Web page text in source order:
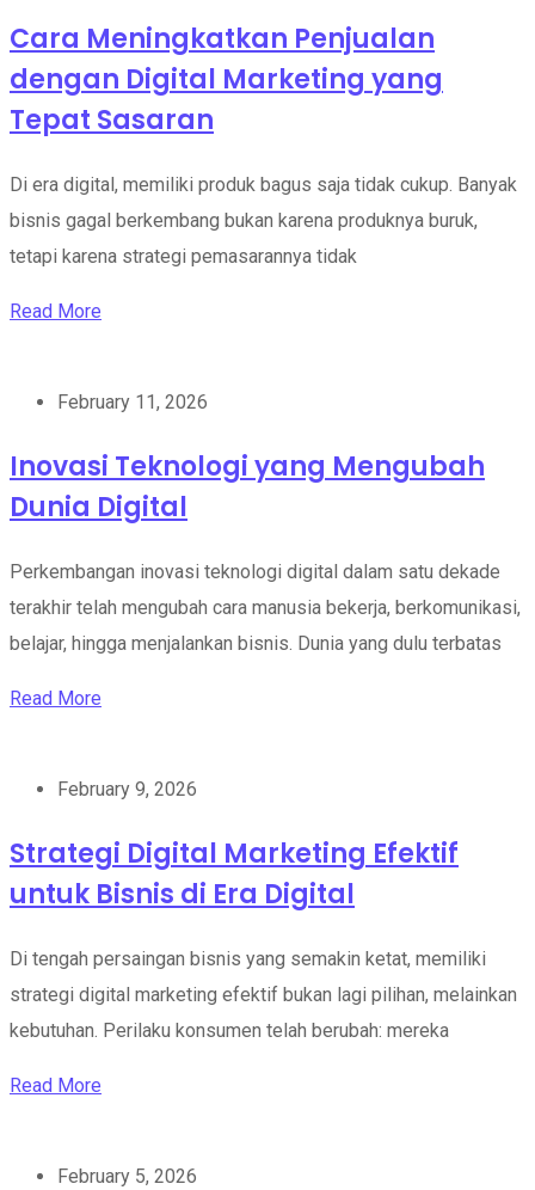
Cara Meningkatkan Penjualan
dengan Digital Marketing yang
Tepat Sasaran
Di era digital, memiliki produk bagus saja tidak cukup. Banyak
bisnis gagal berkembang bukan karena produknya buruk,
tetapi karena strategi pemasarannya tidak
Read More
February 11, 2026
Inovasi Teknologi yang Mengubah
Dunia Digital
Perkembangan inovasi teknologi digital dalam satu dekade
terakhir telah mengubah cara manusia bekerja, berkomunikasi,
belajar, hingga menjalankan bisnis. Dunia yang dulu terbatas
Read More
February 9, 2026
Strategi Digital Marketing Efektif
untuk Bisnis di Era Digital
Di tengah persaingan bisnis yang semakin ketat, memiliki
strategi digital marketing efektif bukan lagi pilihan, melainkan
kebutuhan. Perilaku konsumen telah berubah: mereka
Read More
February 5, 2026